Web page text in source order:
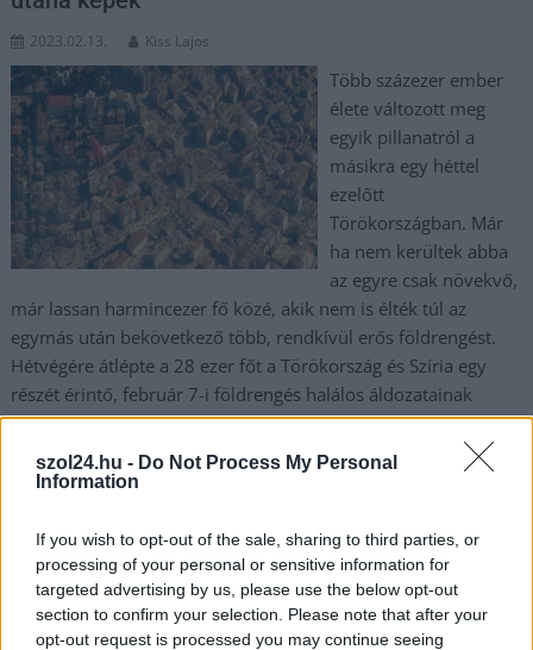
szol24.hu - Do Not Process My Personal
Information
If you wish to opt-out of the sale, sharing to third parties, or
processing of your personal or sensitive information for
targeted advertising by us, please use the below opt-out
section to confirm your selection. Please note that after your
opt-out request is processed you may continue seeing
2023.02.13. Kiss Lajos
Több százezer ember
élete változott meg
egyik pillanatról a
másikra egy héttel
ezelőtt
Törökországban. Már
ha nem kerültek abba
az egyre csak növekvő,
már lassan harmincezer fő közé, akik nem is élték túl az
egymás után bekövetkező több, rendkívül erős földrengést.
Hétvégére átlépte a 28 ezer főt a Törökország és Szíria egy
részét érintő, február 7-i földrengés halálos áldozatainak
száma. A helyszínről készült műholdfelvételeken nagyon jól
látszik, mennyire pusztító volt a katasztrófa, különösen a
korábbi képekkel összehasonlítva: (fotók: AFP) A tragikus
TOVÁBB OLVASOM
Külföld előtte-utána,felvételek,földrengés,műhold,pusztítás